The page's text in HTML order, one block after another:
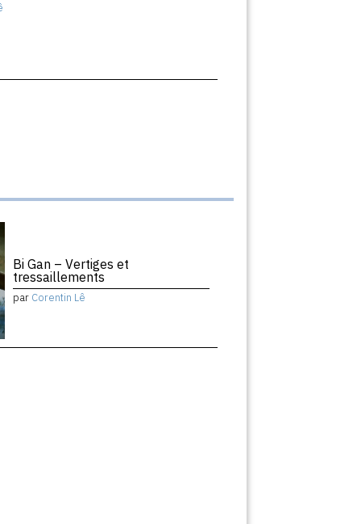
Bi Gan – Vertiges et
tressaillements
par Corentin Lê